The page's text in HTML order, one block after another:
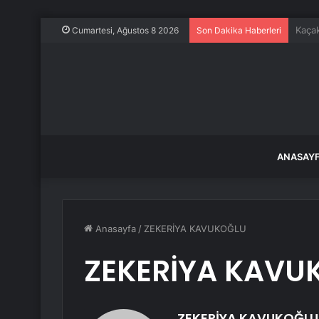
Cumartesi, Ağustos 8 2026 Son Dakika Haberleri
Anasayfa / ZEKERİYA KAVUKOĞLU
ZEKERİYA